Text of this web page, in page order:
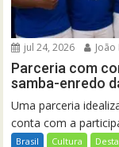
jul 24, 2026
Parceria com
samba-enredo
Uma parceria
conta com a
Brasil Cultura